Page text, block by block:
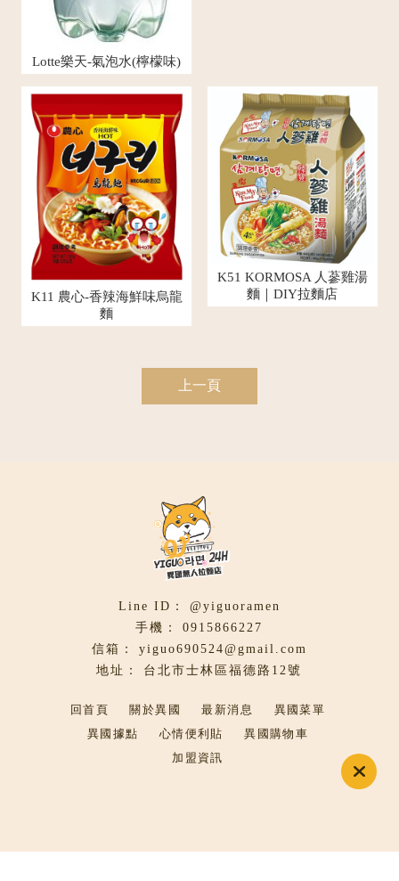
Lotte樂天-氣泡水(檸檬味)
K11 農心-香辣海鮮味烏龍
麵
K51 KORMOSA 人蔘雞湯
麵｜DIY拉麵店
上一頁
@yiguoramen
0915866227
yiguo690524@gmail.com
台北市士林區福德路12號
回首頁 關於異國 最新消息
異國菜單
異國據點
心情便利貼
異國購物車
加盟資訊
台北無人泡麵店